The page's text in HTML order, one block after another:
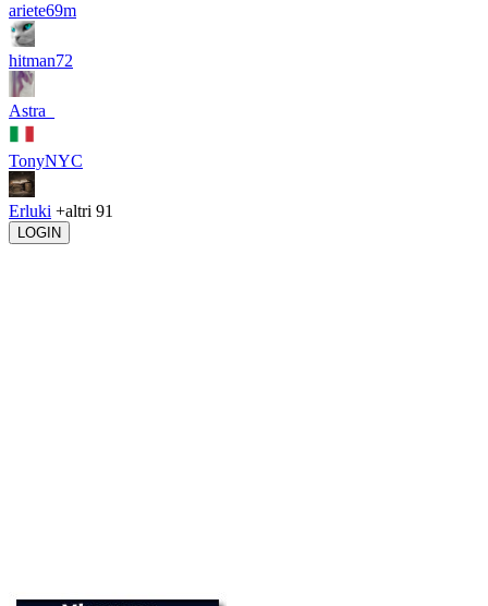
ariete69m
hitman72
Astra_
TonyNYC
Erluki +altri 91
LOGIN